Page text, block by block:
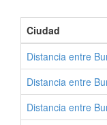
Ciudad
Distancia entre
Distancia entre
Distancia entre